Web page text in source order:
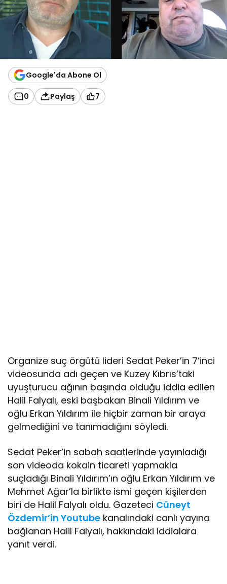
Google'da Abone Ol
0 Paylaş 7
Organize suç örgütü lideri Sedat Peker’in 7’inci
videosunda adı geçen ve Kuzey Kıbrıs’taki
uyuşturucu ağının başında olduğu iddia edilen
Halil Falyalı, eski başbakan Binali Yıldırım ve
oğlu Erkan Yıldırım ile hiçbir zaman bir araya
gelmediğini ve tanımadığını söyledi.
Sedat Peker’in sabah saatlerinde yayınladığı
son videoda kokain ticareti yapmakla
suçladığı Binali Yıldırım’ın oğlu Erkan Yıldırım ve
Mehmet Ağar’la birlikte ismi geçen kişilerden
biri de Halil Falyalı oldu. Gazeteci Cüneyt
Özdemir’in Youtube kanalındaki canlı yayına
bağlanan Halil Falyalı, hakkındaki iddialara
yanıt verdi.